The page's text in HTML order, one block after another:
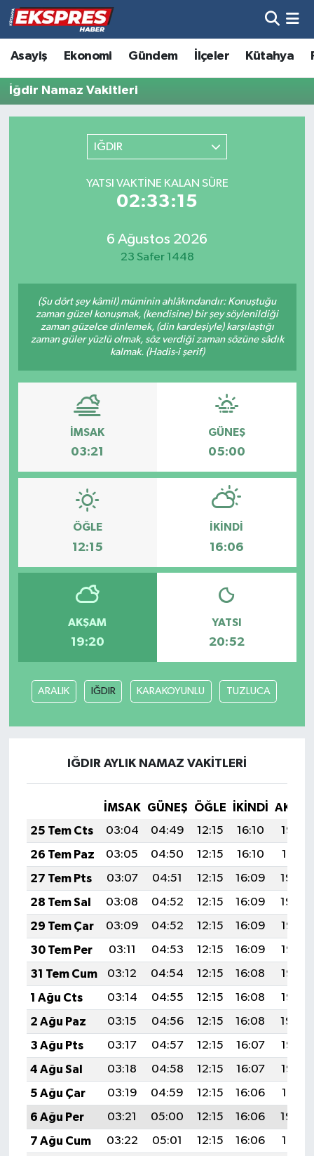
Asayiş Ekonomi Gündem İlçeler Kütahya
İğdir Namaz Vakitleri
IĞDIR
YATSI VAKTINE KALAN SÜRE
02:33:15
6 Ağustos 2026
23 Safer 1448
(Şu dört şey kâmil) müminin ahlâkındandır: Konuştuğu
zaman güzel konuşmak, (kendisine) bir şey söylenildiği
zaman güzelce dinlemek, (din kardeşiyle) karşılaştığı
zaman güler yüzlü olmak, söz verdiği zaman sözüne sâdık
kalmak. (Hadis-i şerif)
İMSAK
03:21
GÜNEŞ
05:00
ÖĞLE
12:15
İKINDI
16:06
AKŞAM
19:20
YATSI
20:52
ARALIK IĞDIR KARAKOYUNLU TUZLUCA
IĞDIR AYLIK NAMAZ VAKITLERI
İMSAK GÜNEŞ ÖĞLE İKINDI
25 Tem Cts
03:04 04:49 12:15 16:10
19:32
26 Tem Paz
03:05 04:50 12:15 16:10
19:31
27 Tem Pts
03:07 04:51 12:15 16:09
19:30
28 Tem Sal
03:08 04:52 12:15 16:09
19:29
29 Tem Çar
03:09 04:52 12:15 16:09
19:28
30 Tem Per
03:11 04:53 12:15 16:09
19:27
31 Tem Cum
03:12 04:54 12:15 16:08
19:26
1 Ağu Cts
03:14 04:55 12:15 16:08
19:25
2 Ağu Paz
03:15 04:56 12:15 16:08
19:24
3 Ağu Pts
03:17 04:57 12:15 16:07
19:23
4 Ağu Sal
03:18 04:58 12:15 16:07
19:22
5 Ağu Çar
03:19 04:59 12:15 16:06
19:21
6 Ağu Per
03:21 05:00 12:15 16:06
19:20
7 Ağu Cum
03:22 05:01 12:15 16:06
19:19
Altıntaş
Asayiş
Biyografiler
Dumlupınar
Dünya
Ekonomi
Gündem
Hisarcık
İlçeler
Köşe Yazıları
Kütahya
Otomobil
Pazarlar
Politika
Resmi İlan
Rüya Tabirleri
Sağlık
Şaphane
Simav
Siyaset
Hava Durumu
Trafik Durumu
Tüm Manşetler
Son Dakika Haberleri